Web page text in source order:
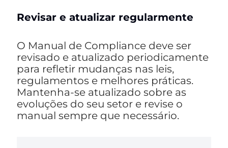
Revisar e atualizar regularmente
O Manual de Compliance deve ser
revisado e atualizado periodicamente
para refletir mudanças nas leis,
regulamentos e melhores práticas.
Mantenha-se atualizado sobre as
evoluções do seu setor e revise o
manual sempre que necessário.